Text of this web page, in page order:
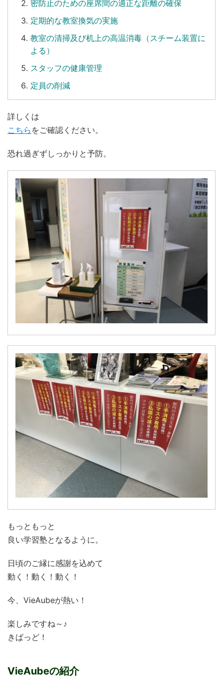
密防止のための座席間の適正な距離の確保
定期的な教室換気の実施
教室の清掃及び机上の高温消毒（スチーム装置に
よる）
スタッフの健康管理
定員の削減
詳しくは
こちら をご確認ください。
恐れ過ぎずしっかりと予防。
もっともっと
良い学習塾となるように。
日頃のご縁に感謝を込めて
動く！動く！動く！
今、VieAubeが熱い！
楽しみですね～♪
きばっど！
VieAubeの紹介